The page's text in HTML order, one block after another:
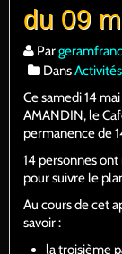
du 09
Par
Dans
Ce samedi 14
AMANDIN, le
permanence de
14 personnes
pour suivre le
Au cours de cet
savoir :
la troisième